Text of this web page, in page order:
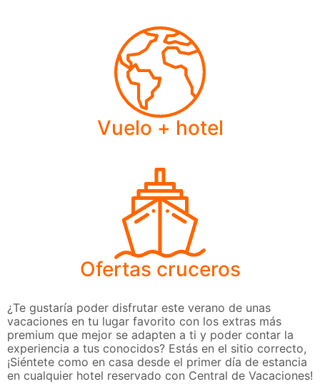
Vuelo + hotel
Ofertas cruceros
¿Te gustaría poder disfrutar este verano de unas
vacaciones en tu lugar favorito con los extras más
premium que mejor se adapten a ti y poder contar la
experiencia a tus conocidos? Estás en el sitio correcto,
¡Siéntete como en casa desde el primer día de estancia
en cualquier hotel reservado con Central de Vacaciones!